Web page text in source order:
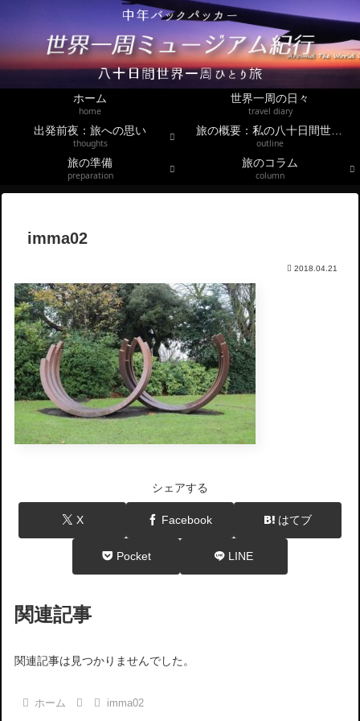
ホーム
home
世界一周の日々
travel diary
出発前夜：旅への思い
thoughts
旅の概要：私の八十日間世界一周
outline
旅の準備
preparation
旅のコラム
column
imma02
2018.04.21
シェアする
X Facebook はてブ
Pocket LINE
関連記事
関連記事は見つかりませんでした。
ホーム imma02